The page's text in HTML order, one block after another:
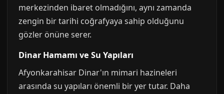
merkezinden ibaret olmadığını, aynı zamanda
zengin bir tarihi coğrafyaya sahip olduğunu
gözler önüne serer.
Dinar Hamamı ve Su Yapıları
Afyonkarahisar Dinar'ın mimari hazineleri
arasında su yapıları önemli bir yer tutar. Daha